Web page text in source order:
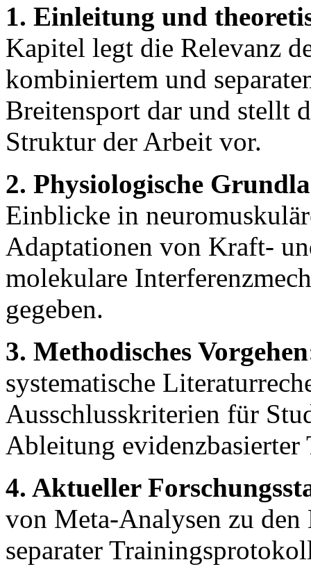
1. Einleitung und
Kapitel legt die Relevanz
kombiniertem und
Breitensport dar und stellt
Struktur der Arbeit vor.
2. Physiologische
Einblicke in
Adaptationen von Kraft-
molekulare
gegeben.
3. Methodisches
systematische
Ausschlusskriterien für
Ableitung
4. Aktueller
von Meta-Analysen zu
separater